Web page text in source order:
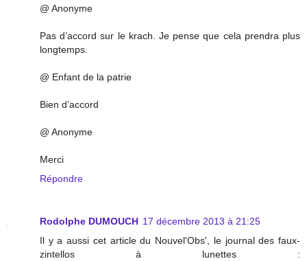
@ Anonyme
Pas d’accord sur le krach. Je pense que cela prendra plus
longtemps.
@ Enfant de la patrie
Bien d’accord
@ Anonyme
Merci
Répondre
Rodolphe DUMOUCH 17 décembre 2013 à 21:25
Il y a aussi cet article du Nouvel'Obs', le journal des faux-
zintellos à lunettes :